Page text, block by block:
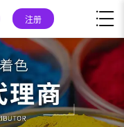
注册